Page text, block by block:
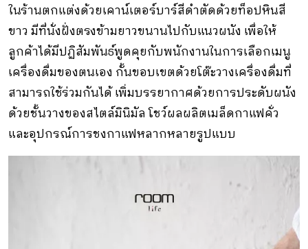
ในร้านตกแต่งด้วยเคาน์เตอร์บาร์สีดำตัดด้วยท็อปหินสี
ขาว มีที่นั่งฝั่งตรงข้ามยาวขนานไปกับแนวผนัง เพื่อให้
ลูกค้าได้มีปฏิสัมพันธ์พูดคุยกับพนักงานในการเลือกเมนู
เครื่องดื่มของตนเอง กั้นขอบเขตด้วยโต๊ะวางเครื่องดื่มที่
สามารถใช้ร่วมกันได้ เพิ่มบรรยากาศด้วยการประดับผนัง
ด้วยชั้นวางของสไตล์มินิมัล โชว์ผลผลิตเมล็ดกาแฟคั่ว
และอุปกรณ์การชงกาแฟหลากหลายรูปแบบ